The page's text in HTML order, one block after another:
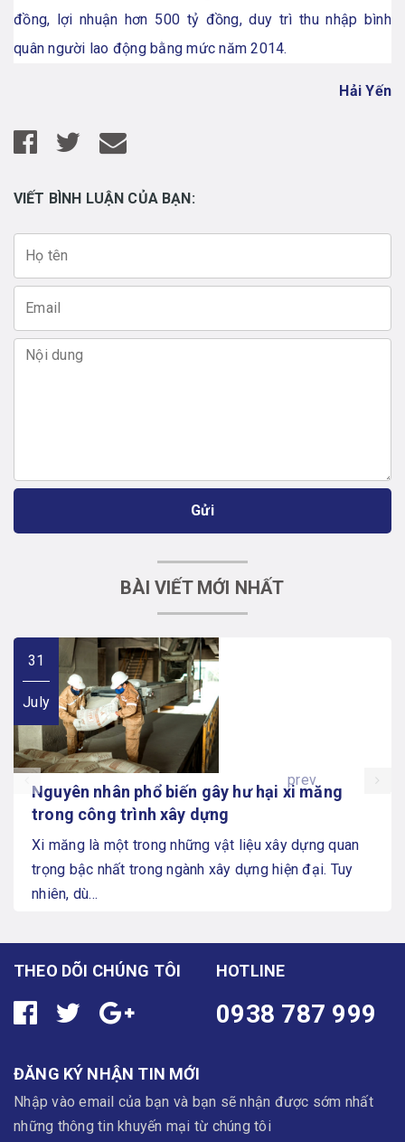
đồng, lợi nhuận hơn 500 tỷ đồng, duy trì thu nhập bình
quân người lao động bằng mức năm 2014.
Hải Yến
VIẾT BÌNH LUẬN CỦA BẠN:
Gửi
BÀI VIẾT MỚI NHẤT
31
July
Nguyên nhân phổ biến gây hư hại xi măng
trong công trình xây dựng
Xi măng là một trong những vật liệu xây dựng quan
trọng bậc nhất trong ngành xây dựng hiện đại. Tuy
nhiên, dù...
prev
THEO DÕI CHÚNG TÔI HOTLINE
0938 787 999
ĐĂNG KÝ NHẬN TIN MỚI
Nhập vào email của bạn và bạn sẽ nhận được sớm nhất
những thông tin khuyến mại từ chúng tôi